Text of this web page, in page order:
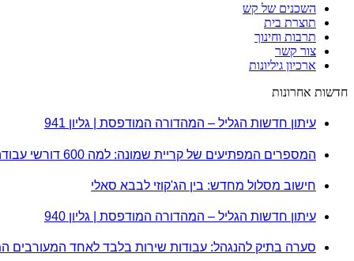
השכנים של קש
תוצרת בית
תרבות וחינוך
צור קשר
ארכיון גיליונות
חדשות אחרונות
עיתון חדשות הגליל – המהדורה המודפסת | גליון 941
המספרים המפתיעים של קריית שמונה: למה 600 דורשי עבודה הם לא מה שחשבתם?
חישוב מסלול מחדש: בין הג'קוזי לבבא סאלי
עיתון חדשות הגליל – המהדורה המודפסת | גליון 940
סערה בתיק להנגהל: עבודות שירות בלבד לאחד המעורבים